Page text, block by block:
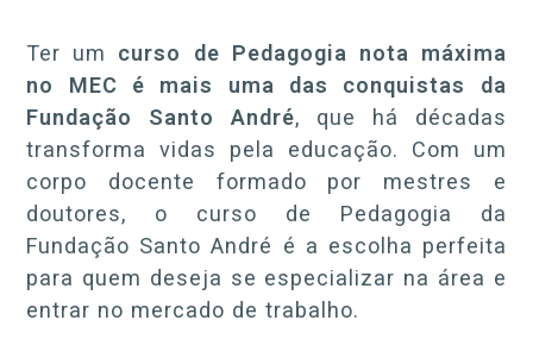
Ter um curso de Pedagogia nota máxima
no MEC é mais uma das conquistas da
Fundação Santo André, que há décadas
transforma vidas pela educação. Com um
corpo docente formado por mestres e
doutores, o curso de Pedagogia da
Fundação Santo André é a escolha perfeita
para quem deseja se especializar na área e
entrar no mercado de trabalho.